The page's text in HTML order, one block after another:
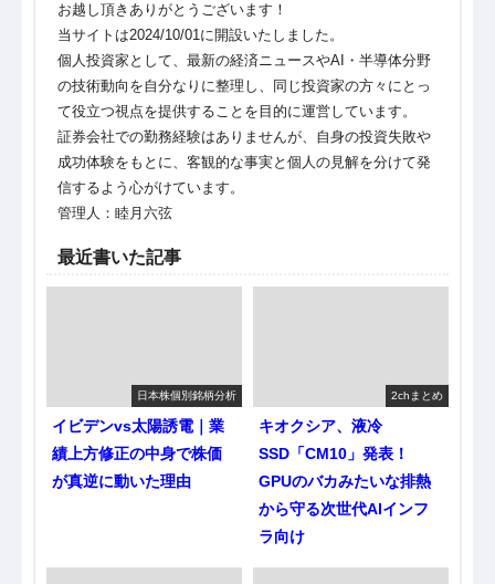
お越し頂きありがとうございます！
当サイトは2024/10/01に開設いたしました。
個人投資家として、最新の経済ニュースやAI・半導体分野
の技術動向を自分なりに整理し、同じ投資家の方々にとっ
て役立つ視点を提供することを目的に運営しています。
証券会社での勤務経験はありませんが、自身の投資失敗や
成功体験をもとに、客観的な事実と個人の見解を分けて発
信するよう心がけています。
管理人：睦月六弦
最近書いた記事
日本株個別銘柄分析
イビデンvs太陽誘電｜業
績上方修正の中身で株価
が真逆に動いた理由
2chまとめ
キオクシア、液冷
SSD「CM10」発表！
GPUのバカみたいな排熱
から守る次世代AIインフ
ラ向け